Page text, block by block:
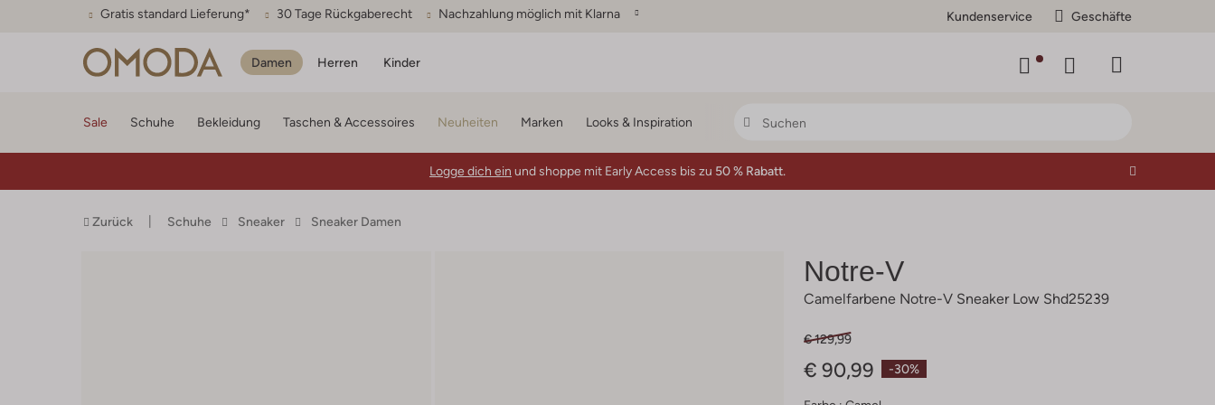
Gratis standard Lieferung* 30 Tage Rückgaberecht Nachzahlung möglich mit Klarna Kundenservice Geschäfte
Damen Herren Kinder
Sale Schuhe Bekleidung Taschen & Accessoires Neuheiten Marken Looks & Inspiration
Logge dich ein und shoppe mit Early Access bis zu 50 % Rabatt.
Zurück Schuhe Sneaker Sneaker Damen
Notre-V
Camelfarbene Notre-V Sneaker Low Shd25239
-30%
€ 129,99
€ 90,99